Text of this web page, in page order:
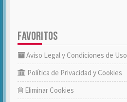
FAVORITOS
Aviso Legal y Condiciones de Uso
Política de Privacidad y Cookies
Eliminar Cookies